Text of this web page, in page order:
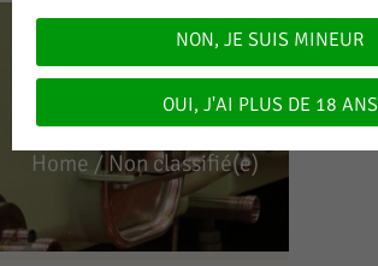
NON
CLASSIFIÉ(E)
Home / Non classifié(e)
NON, JE SUIS MINEUR
OUI, J'AI PLUS DE 18 ANS